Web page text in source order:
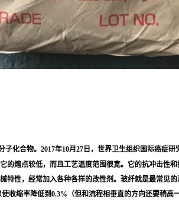
子化合物。2017年10月27日，世界卫生组织国际癌症
的熔点较低，而且工艺温度范围很宽。它的抗冲击
特性，经常加入各种各样的改性剂。玻纤就是最常
收缩率降低到0.3%（但和流程相垂直的方向还要稍